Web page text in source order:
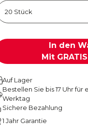
In den
Mit
Auf Lager
Bestellen Sie bis 17 Uhr
Werktag
Sichere Bezahlung
1 Jahr Garantie